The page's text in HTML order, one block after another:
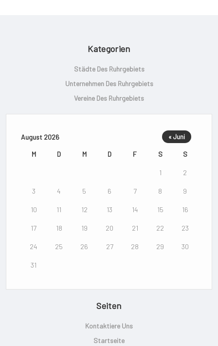
Kategorien
Städte Des Ruhrgebiets
Unternehmen Des Ruhrgebiets
Vereine Des Ruhrgebiets
August 2026
M D M D F S S
1 2
3 4 5 6 7 8 9
10 11 12 13 14 15 16
17 18 19 20 21 22 23
24 25 26 27 28 29 30
31
« Juni
Seiten
Kontaktiere Uns
Startseite